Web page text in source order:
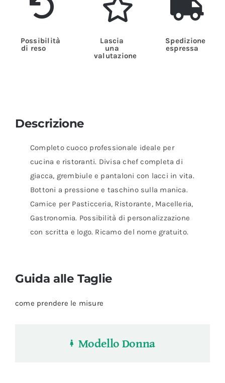
Possibilità
di reso
Lascia
una
valutazione
Spedizione
espressa
Descrizione
Completo cuoco professionale ideale per
cucina e ristoranti. Divisa chef completa di
giacca, grembiule e pantaloni con lacci in vita.
Bottoni a pressione e taschino sulla manica.
Camice per Pasticceria, Ristorante, Macelleria,
Gastronomia. Possibilità di personalizzazione
con scritta e logo. Ricamo del nome gratuito.
Guida alle Taglie
come prendere le misure
Modello Donna